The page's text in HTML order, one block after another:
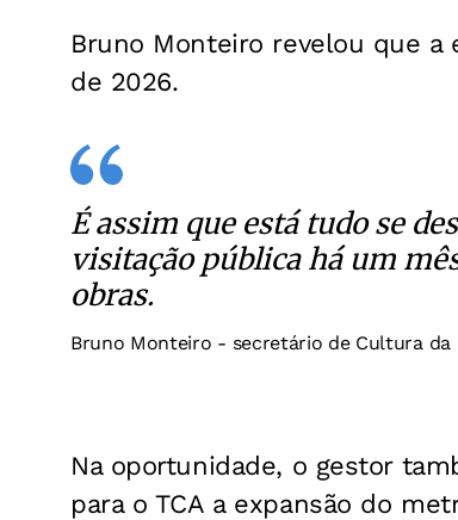
Bruno Monteiro revelou que a
de 2026.
É assim que está tudo se
visitação pública há um
obras.
Bruno Monteiro - secretário de Cultura da
Na oportunidade, o gestor
para o TCA a expansão do